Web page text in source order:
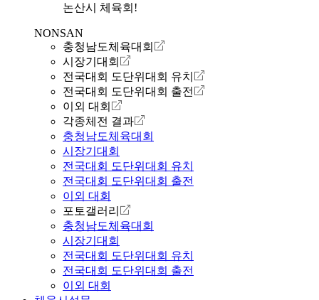
논산시 체육회!
NONSAN
충청남도체육대회
시장기대회
전국대회 도단위대회 유치
전국대회 도단위대회 출전
이외 대회
각종체전 결과
충청남도체육대회
시장기대회
전국대회 도단위대회 유치
전국대회 도단위대회 출전
이외 대회
포토갤러리
충청남도체육대회
시장기대회
전국대회 도단위대회 유치
전국대회 도단위대회 출전
이외 대회